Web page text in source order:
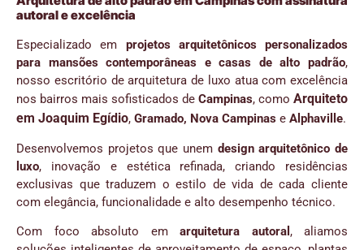
autoral e excelência
Especializado em projetos arquitetônicos personalizados
para mansões contemporâneas e casas de alto padrão,
nosso escritório de arquitetura de luxo atua com excelência
nos bairros mais sofisticados de Campinas, como Arquiteto
em Joaquim Egídio, Gramado, Nova Campinas e Alphaville.
Desenvolvemos projetos que unem design arquitetônico de
luxo, inovação e estética refinada, criando residências
exclusivas que traduzem o estilo de vida de cada cliente
com elegância, funcionalidade e alto desempenho técnico.
Com foco absoluto em arquitetura autoral , aliamos